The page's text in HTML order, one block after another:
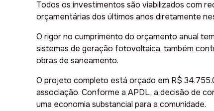
Todos os investimentos são viabilizados com
orçamentárias dos últimos anos diretamente
O rigor no cumprimento do orçamento anual
sistemas de geração fotovoltaica, também
obras de saneamento.
O projeto completo está orçado em R$
associação. Conforme a APDL, a decisão de
uma economia substancial para a comunidade.